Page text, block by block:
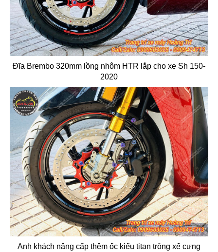
Đĩa Brembo 320mm lồng nhôm HTR lắp cho xe Sh 150-
2020
Anh khách nâng cấp thêm ốc kiểu titan trông xế cưng